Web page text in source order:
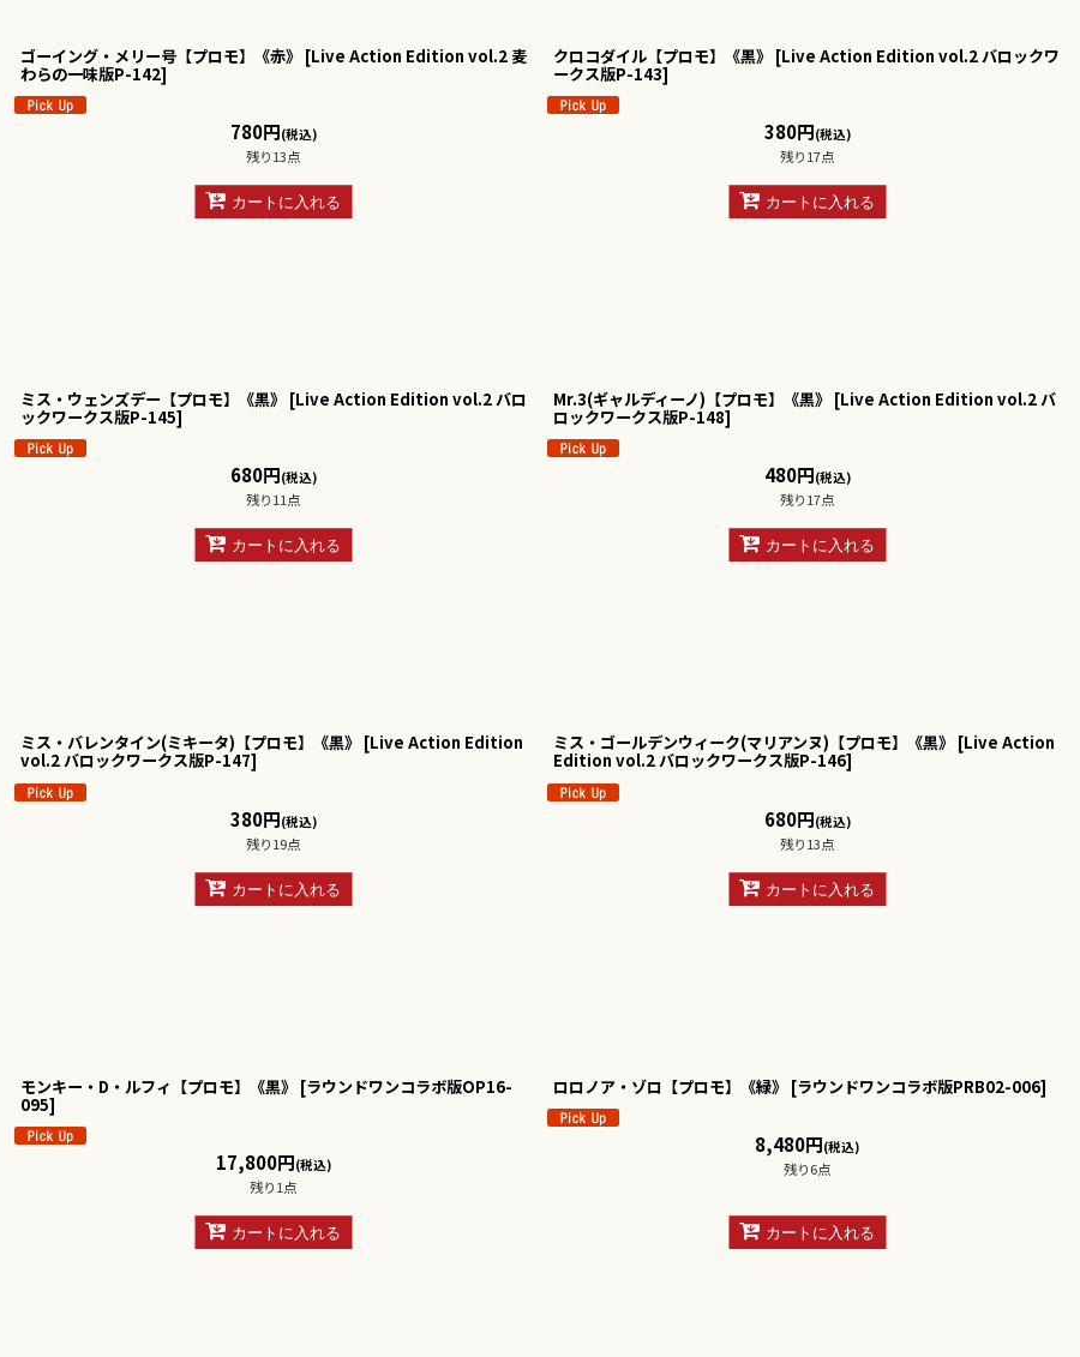
ゴーイング・メリー号【プロモ】《赤》 [Live Action Edition vol.2 麦
わらの一味版P-142]
780円(税込)
残り13点
カートに入れる
クロコダイル【プロモ】《黒》 [Live Action Edition vol.2 バロックワ
ークス版P-143]
380円(税込)
残り17点
カートに入れる
ミス・ウェンズデー【プロモ】《黒》 [Live Action Edition vol.2 バロ
ックワークス版P-145]
680円(税込)
残り11点
カートに入れる
Mr.3(ギャルディーノ)【プロモ】《黒》 [Live Action Edition vol.2 バ
ロックワークス版P-148]
480円(税込)
残り17点
カートに入れる
ミス・バレンタイン(ミキータ)【プロモ】《黒》 [Live Action Edition
vol.2 バロックワークス版P-147]
380円(税込)
残り19点
カートに入れる
ミス・ゴールデンウィーク(マリアンヌ)【プロモ】《黒》 [Live Action
Edition vol.2 バロックワークス版P-146]
680円(税込)
残り13点
カートに入れる
モンキー・D・ルフィ【プロモ】《黒》 [ラウンドワンコラボ版OP16-
095]
17,800円(税込)
残り1点
カートに入れる
ロロノア・ゾロ【プロモ】《緑》 [ラウンドワンコラボ版PRB02-006]
8,480円(税込)
残り6点
カートに入れる